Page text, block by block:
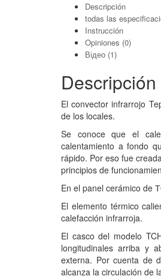
Descripción
todas las
Instrucción
Opiniones (0)
Відео (1)
Descripción
El convector infrarrojo
de los locales.
Se conoce que el
calentamiento a fondo
rápido. Por eso fue
principios de
En el panel cerámico de
El elemento térmico
calefacción infrarroja.
El casco del modelo
longitudinales arriba y
externa. Por cuenta de
alcanza la circulación de